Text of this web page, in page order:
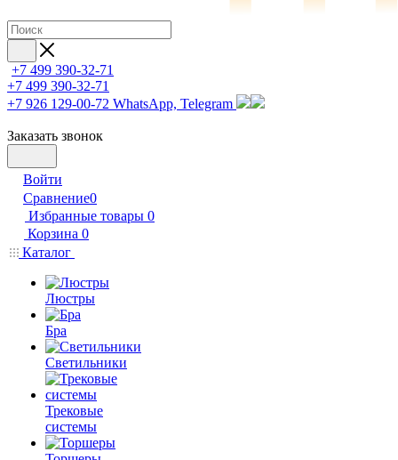
+7 499 390-32-71
+7 499 390-32-71
+7 926 129-00-72 WhatsApp, Telegram
Заказать звонок
Войти
Сравнение0
Избранные товары 0
Корзина 0
Каталог
Люстры
Бра
Светильники
Трековые
системы